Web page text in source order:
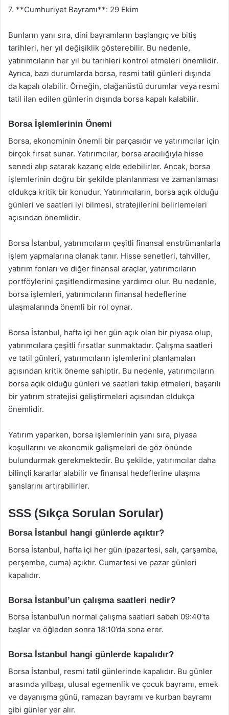
7. **Cumhuriyet Bayramı**: 29 Ekim
Bunların yanı sıra, dini bayramların başlangıç ve bitiş
tarihleri, her yıl değişiklik gösterebilir. Bu nedenle,
yatırımcıların her yıl bu tarihleri kontrol etmeleri önemlidir.
Ayrıca, bazı durumlarda borsa, resmi tatil günleri dışında
da kapalı olabilir. Örneğin, olağanüstü durumlar veya resmi
tatil ilan edilen günlerin dışında borsa kapalı kalabilir.
Borsa İşlemlerinin Önemi
Borsa, ekonominin önemli bir parçasıdır ve yatırımcılar için
birçok fırsat sunar. Yatırımcılar, borsa aracılığıyla hisse
senedi alıp satarak kazanç elde edebilirler. Ancak, borsa
işlemlerinin doğru bir şekilde planlanması ve zamanlaması
oldukça kritik bir konudur. Yatırımcıların, borsa açık olduğu
günleri ve saatleri iyi bilmesi, stratejilerini belirlemeleri
açısından önemlidir.
Borsa İstanbul, yatırımcıların çeşitli finansal enstrümanlarla
işlem yapmalarına olanak tanır. Hisse senetleri, tahviller,
yatırım fonları ve diğer finansal araçlar, yatırımcıların
portföylerini çeşitlendirmesine yardımcı olur. Bu nedenle,
borsa işlemleri, yatırımcıların finansal hedeflerine
ulaşmalarında önemli bir rol oynar.
Borsa İstanbul, hafta içi her gün açık olan bir piyasa olup,
yatırımcılara çeşitli fırsatlar sunmaktadır. Çalışma saatleri
ve tatil günleri, yatırımcıların işlemlerini planlamaları
açısından kritik öneme sahiptir. Bu nedenle, yatırımcıların
borsa açık olduğu günleri ve saatleri takip etmeleri, başarılı
bir yatırım stratejisi geliştirmeleri açısından oldukça
önemlidir.
Yatırım yaparken, borsa işlemlerinin yanı sıra, piyasa
koşullarını ve ekonomik gelişmeleri de göz önünde
bulundurmak gerekmektedir. Bu şekilde, yatırımcılar daha
bilinçli kararlar alabilir ve finansal hedeflerine ulaşma
şanslarını artırabilirler.
SSS (Sıkça Sorulan Sorular)
Borsa İstanbul hangi günlerde açıktır?
Borsa İstanbul, hafta içi her gün (pazartesi, salı, çarşamba,
perşembe, cuma) açıktır. Cumartesi ve pazar günleri
kapalıdır.
Borsa İstanbul’un çalışma saatleri nedir?
Borsa İstanbul’un normal çalışma saatleri sabah 09:40’ta
başlar ve öğleden sonra 18:10’da sona erer.
Borsa İstanbul hangi günlerde kapalıdır?
Borsa İstanbul, resmi tatil günlerinde kapalıdır. Bu günler
arasında yılbaşı, ulusal egemenlik ve çocuk bayramı, emek
ve dayanışma günü, ramazan bayramı ve kurban bayramı
gibi günler yer alır.